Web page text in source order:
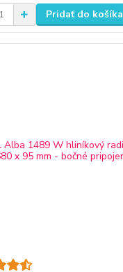
Pridať do košíka